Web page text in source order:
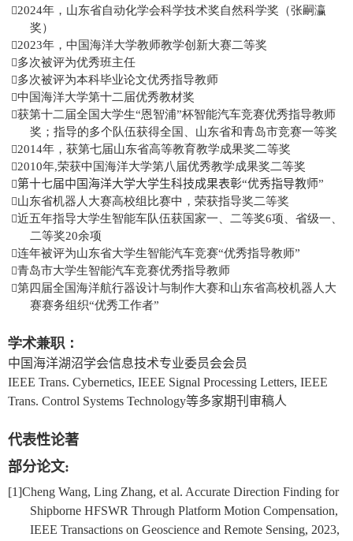
2024年，山东省自动化学会科学技术奖自然科学奖（张嗣瀛
奖）
2023年，中国海洋大学教师教学创新大赛二等奖
多次被评为优秀班主任
多次被评为本科毕业论文优秀指导教师
中国海洋大学第十二届优秀教材奖
获第十二届全国大学生“恩智浦”杯智能汽车竞赛优秀指导教师
奖；指导的多个队伍获得全国、山东省和青岛市竞赛一等奖
2014年，获第七届山东省高等教育教学成果奖二等奖
2010年,荣获中国海洋大学第八届优秀教学成果奖二等奖
第十七届中国海洋大学大学生科技成果表彰“优秀指导教师”
山东省机器人大赛高校组比赛中，荣获指导奖二等奖
近五年指导大学生智能车队伍获国家一、二等奖6项、省级一、
二等奖20余项
连年被评为山东省大学生智能汽车竞赛“优秀指导教师”
青岛市大学生智能汽车竞赛优秀指导教师
第四届全国海洋航行器设计与制作大赛和山东省高校机器人大
赛赛务组织“优秀工作者”
学术兼职：
中国海洋湖沼学会信息技术专业委员会会员
IEEE Trans. Cybernetics, IEEE Signal Processing Letters, IEEE
Trans. Control Systems Technology等多家期刊审稿人
代表性论著
部分论文:
[1]Cheng Wang, Ling Zhang, et al. Accurate Direction Finding for
Shipborne HFSWR Through Platform Motion Compensation,
IEEE Transactions on Geoscience and Remote Sensing, 2023,